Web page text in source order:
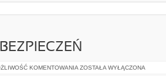
KOMENTOWANIA ALARMY
ZOSTAŁA WYŁĄCZONA